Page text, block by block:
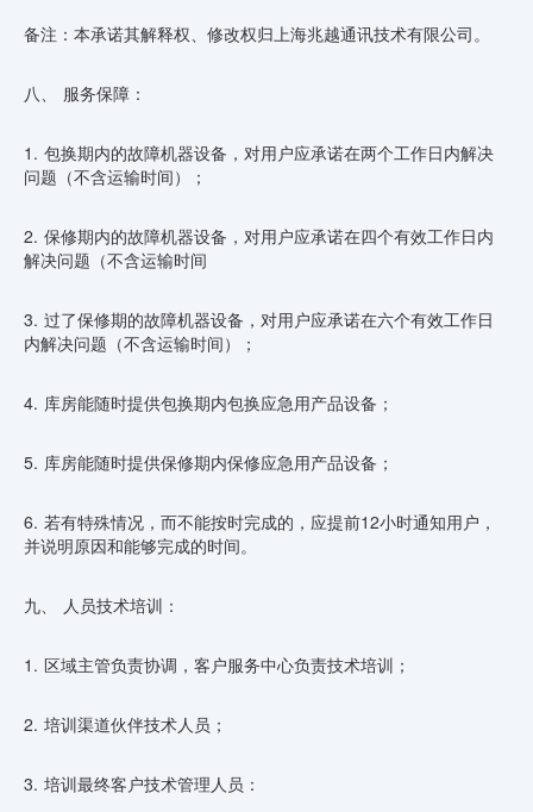
备注：本承诺其解释权、修改权归上海兆越通讯技术有限公司。
八、 服务保障：
1. 包换期内的故障机器设备，对用户应承诺在两个工作日内解决
问题（不含运输时间）；
2. 保修期内的故障机器设备，对用户应承诺在四个有效工作日内
解决问题（不含运输时间
3. 过了保修期的故障机器设备，对用户应承诺在六个有效工作日
内解决问题（不含运输时间）；
4. 库房能随时提供包换期内包换应急用产品设备；
5. 库房能随时提供保修期内保修应急用产品设备；
6. 若有特殊情况，而不能按时完成的，应提前12小时通知用户，
并说明原因和能够完成的时间。
九、 人员技术培训：
1. 区域主管负责协调，客户服务中心负责技术培训；
2. 培训渠道伙伴技术人员；
3. 培训最终客户技术管理人员：